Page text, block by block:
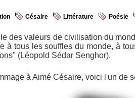
Césaire Littérature Poésie
des valeurs de civilisation du
à tous les souffles du monde, à
(Léopold Sédar Senghor).
à Aimé Césaire, voici l'un de